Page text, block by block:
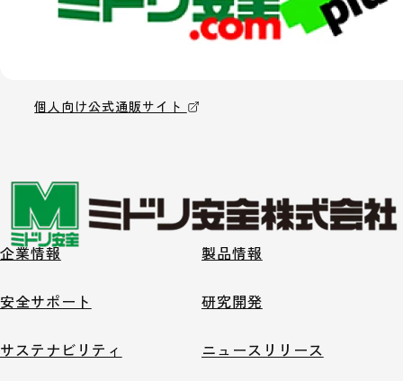
個人向け公式通販サイト
企業情報 製品情報
安全サポート 研究開発
サステナビリティ ニュースリリース